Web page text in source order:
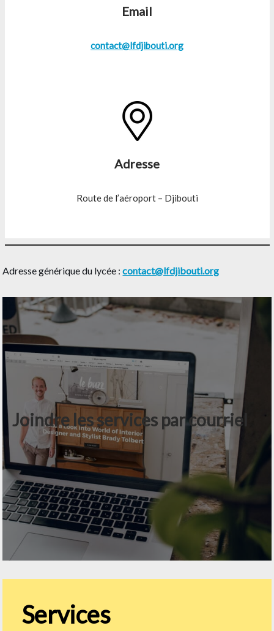
Email
contact@lfdjibouti.org
Adresse
Route de l’aéroport – Djibouti
Adresse générique du lycée :contact@lfdjibouti.org
Joindre les services par courriel
Services